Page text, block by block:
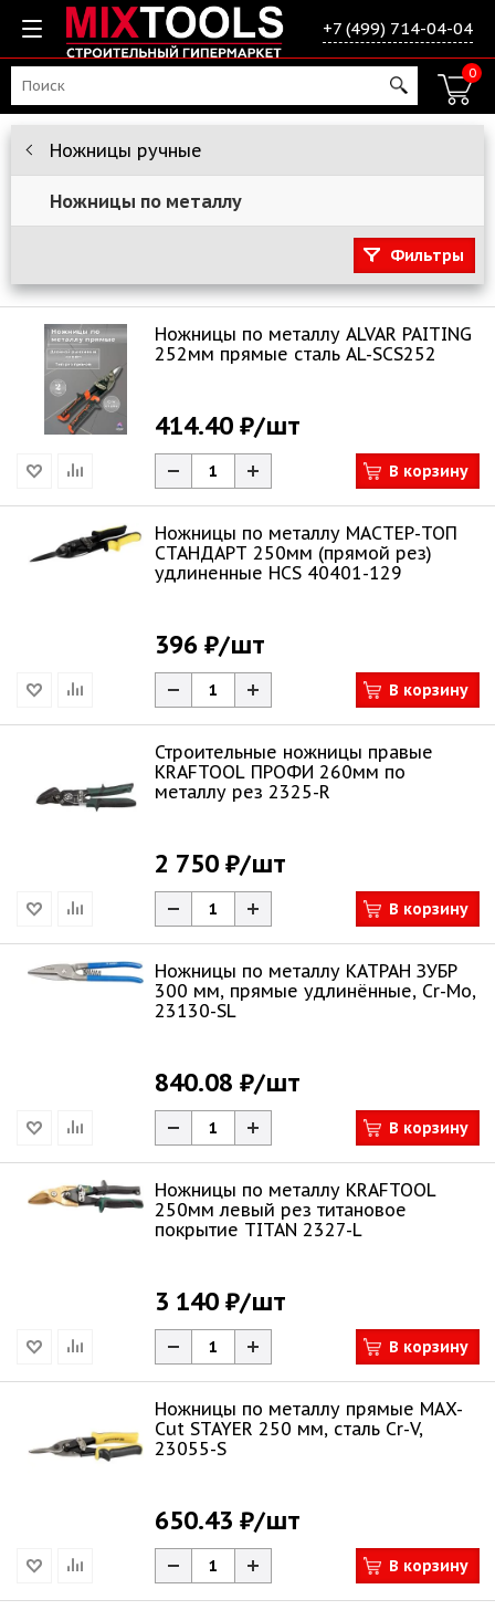
+7 (499) 714-04-04
0
Ножницы ручные
Ножницы по металлу
Фильтры
Ножницы по металлу ALVAR PAITING
252мм прямые сталь AL-SCS252
414.40 ₽/шт
В корзину
Ножницы по металлу МАСТЕР-ТОП
СТАНДАРТ 250мм (прямой рез)
удлиненные HCS 40401-129
396 ₽/шт
В корзину
Строительные ножницы правые
KRAFTOOL ПРОФИ 260мм по
металлу рез 2325-R
2 750 ₽/шт
В корзину
Ножницы по металлу КАТРАН ЗУБР
300 мм, прямые удлинённые, Cr-Mo,
23130-SL
840.08 ₽/шт
В корзину
Ножницы по металлу KRAFTOOL
250мм левый рез титановое
покрытие TITAN 2327-L
3 140 ₽/шт
В корзину
Ножницы по металлу прямые MAX-
Cut STAYER 250 мм, сталь Cr-V,
23055-S
650.43 ₽/шт
В корзину